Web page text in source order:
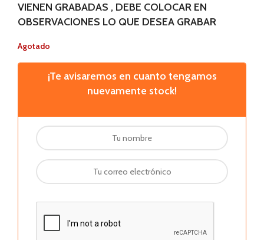
VIENEN GRABADAS , DEBE COLOCAR EN
OBSERVACIONES LO QUE DESEA GRABAR
Agotado
¡Te avisaremos en cuanto tengamos
nuevamente stock!